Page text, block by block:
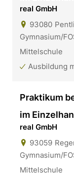
real GmbH
93080
Gymnasium/
Mittelschule
Ausbildung
Praktikum
im
real GmbH
93059
Gymnasium/
Mittelschule